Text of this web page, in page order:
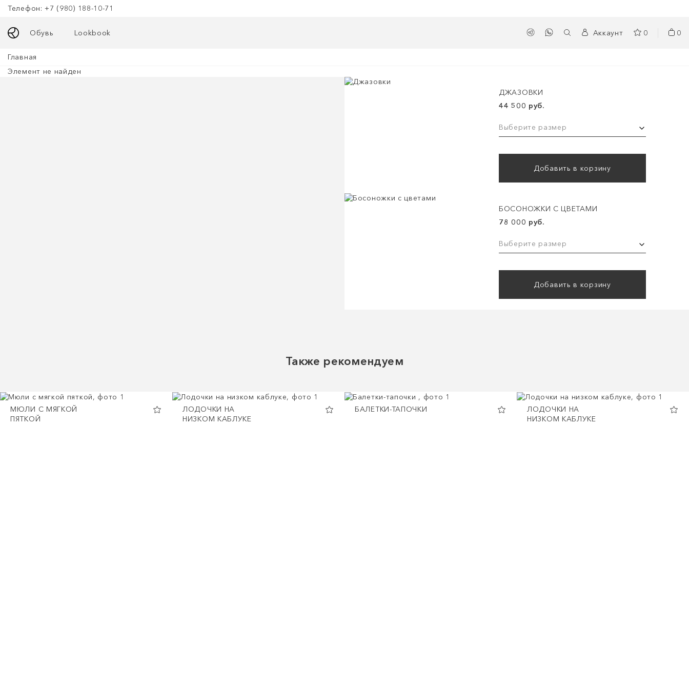
Телефон: +7 (980) 188-10-71
Обувь Lookbook Аккаунт 0 0
Главная
Элемент не найден
ДЖАЗОВКИ
44 500 руб.
Выберите размер
Добавить в корзину
БОСОНОЖКИ С ЦВЕТАМИ
78 000 руб.
Выберите размер
Добавить в корзину
Также рекомендуем
МЮЛИ С МЯГКОЙ
ПЯТКОЙ
ЛОДОЧКИ НА
НИЗКОМ КАБЛУКЕ
БАЛЕТКИ-ТАПОЧКИ
ЛОДОЧКИ НА
НИЗКОМ КАБЛУКЕ